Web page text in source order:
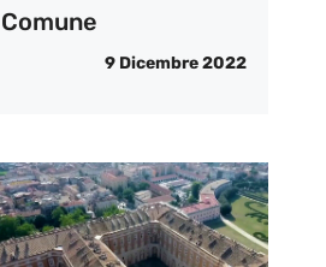
Comune
9 Dicembre 2022